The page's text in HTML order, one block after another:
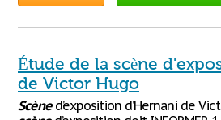
Étude de la scène
de Victor Hugo
Scèned’exposition d’Hernani de